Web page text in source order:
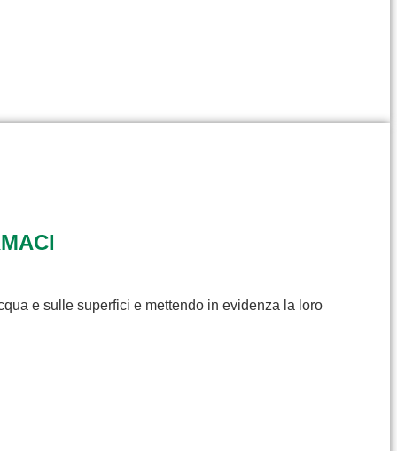
e sulle superfici e mettendo in evidenza la loro